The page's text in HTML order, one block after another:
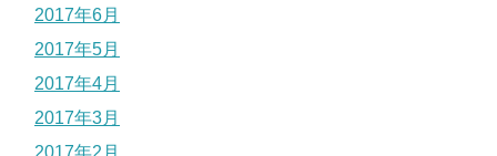
2017年6月
2017年5月
2017年4月
2017年3月